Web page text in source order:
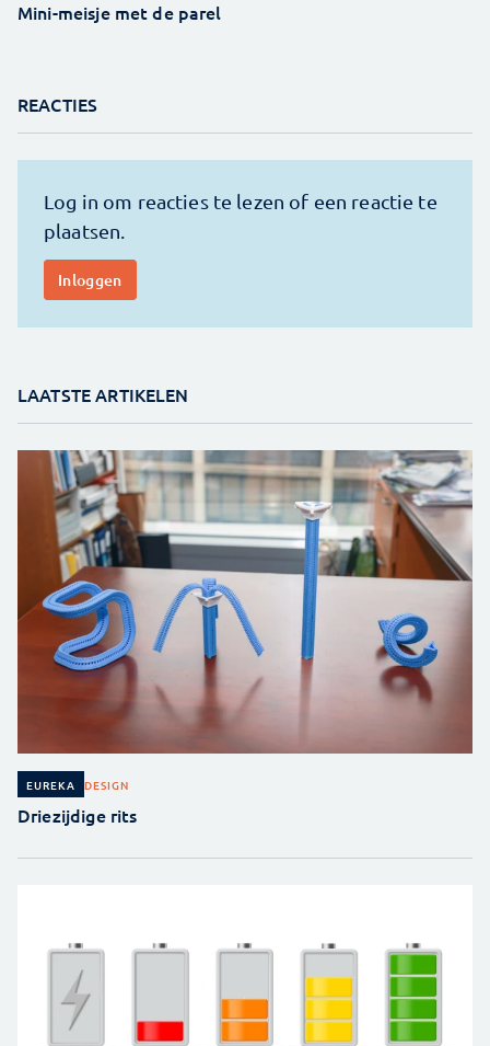
Mini-meisje met de parel
REACTIES
LAATSTE ARTIKELEN
EUREKA DESIGN
Driezijdige rits